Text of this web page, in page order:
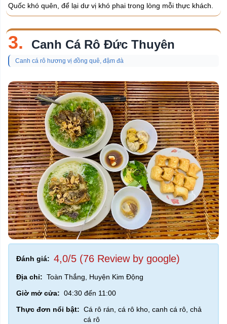
Quốc khó quên, để lại dư vị khó phai trong lòng mỗi thực khách.
3. Canh Cá Rô Đức Thuyên
Canh cá rô hương vị đồng quê, đậm đà
Đánh giá: 4,0/5 (76 Review by google)
Địa chỉ: Toàn Thắng, Huyện Kim Động
Giờ mở cửa: 04:30 đến 11:00
Thực đơn nổi bật: Cá rô rán, cá rô kho, canh cá rô, chả
cá rô